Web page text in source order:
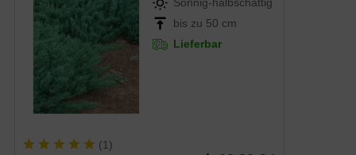
bis zu 50 cm
Lieferbar
(1)